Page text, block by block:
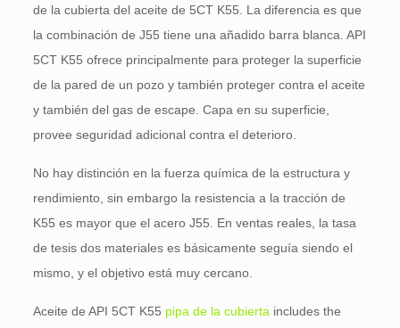
de la cubierta del aceite de 5CT K55. La diferencia es que
la combinación de J55 tiene una añadido barra blanca. API
5CT K55 ofrece principalmente para proteger la superficie
de la pared de un pozo y también proteger contra el aceite
y también del gas de escape. Capa en su superficie,
provee seguridad adicional contra el deterioro.
No hay distinción en la fuerza química de la estructura y
rendimiento, sin embargo la resistencia a la tracción de
K55 es mayor que el acero J55. En ventas reales, la tasa
de tesis dos materiales es básicamente seguía siendo el
mismo, y el objetivo está muy cercano.
Aceite de API 5CT K55 pipa de la cubierta includes the